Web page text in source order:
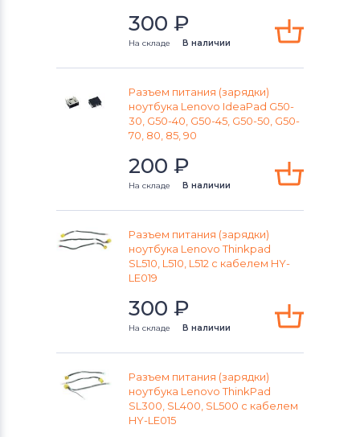
Разъемы питания для ноутбуков
300 ₽
На складе В наличии
Разъем питания (зарядки)
ноутбука Lenovo IdeaPad G50-
30, G50-40, G50-45, G50-50, G50-
70, 80, 85, 90
200 ₽
На складе В наличии
Разъем питания (зарядки)
ноутбука Lenovo Thinkpad
SL510, L510, L512 с кабелем HY-
LE019
300 ₽
На складе В наличии
Разъем питания (зарядки)
ноутбука Lenovo ThinkPad
SL300, SL400, SL500 с кабелем
HY-LE015